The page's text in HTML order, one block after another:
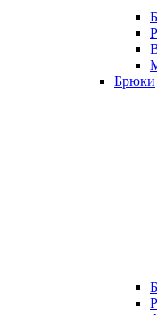
Брюки